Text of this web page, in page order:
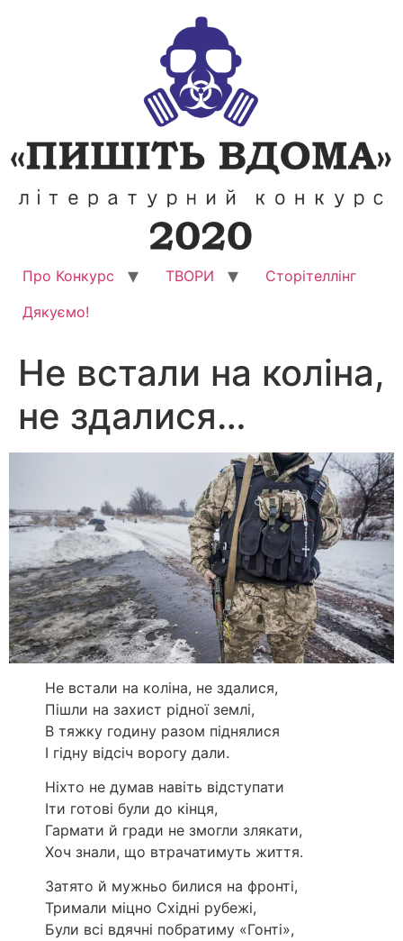
Про Конкурс ТВОРИ
Сторітеллінг
Дякуємо!
Не встали на коліна,
не здалися…
Не встали на коліна, не здалися,
Пішли на захист рідної землі,
В тяжку годину разом піднялися
І гідну відсіч ворогу дали.
Ніхто не думав навіть відступати
Іти готові були до кінця,
Гармати й гради не змогли злякати,
Хоч знали, що втрачатимуть життя.
Затято й мужньо билися на фронті,
Тримали міцно Східні рубежі,
Були всі вдячні побратиму «Гонті»,